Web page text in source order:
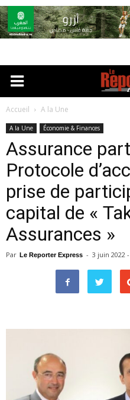
Accueil A la Une
A la Une Économie & Finances
Assurance
Protocole
prise de
capital de «
Assurances »
Par Le Reporter Express - 3 juin 2022